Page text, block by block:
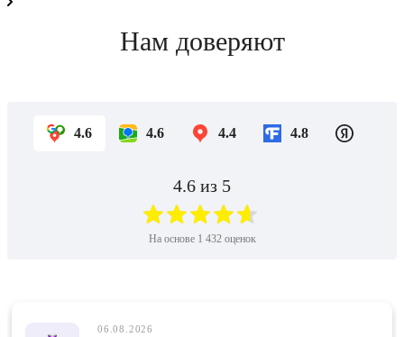
Нам доверяют
4.6 4.6 4.4 4.8
4.6 из 5
На основе 1 432оценок
06.08.2026